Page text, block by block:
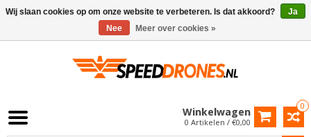
0
Winkelwagen
0 Artikelen / €0,00
Wij slaan cookies op om onze website te verbeteren. Is dat akkoord?
Ja
Nee
Meer over cookies »